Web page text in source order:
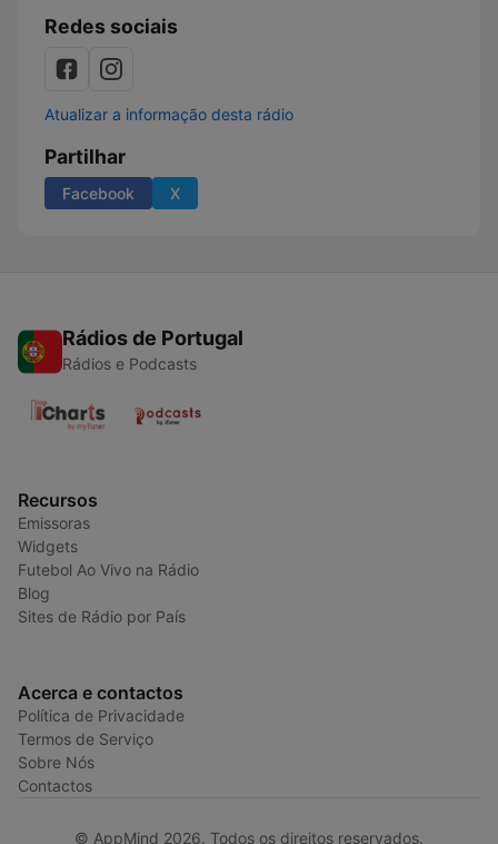
Redes sociais
Atualizar a informação desta rádio
Partilhar
Facebook X
Rádios de Portugal
Rádios e Podcasts
Recursos
Emissoras
Widgets
Futebol Ao Vivo na Rádio
Blog
Sites de Rádio por País
Acerca e contactos
Política de Privacidade
Termos de Serviço
Sobre Nós
Contactos
© AppMind 2026. Todos os direitos reservados.